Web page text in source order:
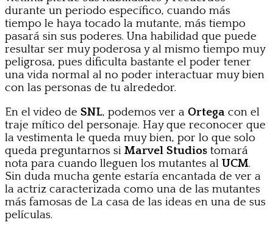
durante un periodo específico, cuando más
tiempo le haya tocado la mutante, más tiempo
pasará sin sus poderes. Una habilidad que puede
resultar ser muy poderosa y al mismo tiempo muy
peligrosa, pues dificulta bastante el poder tener
una vida normal al no poder interactuar muy bien
con las personas de tu alrededor.
En el video de SNL, podemos ver a Ortega con el
traje mítico del personaje. Hay que reconocer que
la vestimenta le queda muy bien, por lo que solo
queda preguntarnos si Marvel Studios tomará
nota para cuando lleguen los mutantes al UCM.
Sin duda mucha gente estaría encantada de ver a
la actriz caracterizada como una de las mutantes
más famosas de La casa de las ideas en una de sus
películas.